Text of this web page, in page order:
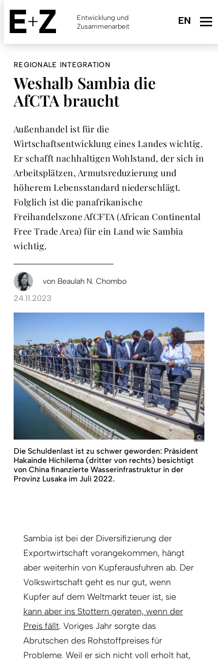
Skip
main
content
Entwicklung und
Zusammenarbeit
REGIONALE INTEGRATION
Weshalb Sambia die
AfCTA braucht
Außenhandel ist für die
Wirtschaftsentwicklung eines Landes wichtig.
Er schafft nachhaltigen Wohlstand, der sich in
Arbeitsplätzen, Armutsreduzierung und
höherem Lebensstandard niederschlägt.
Folglich ist die panafrikanische
Freihandelszone AfCFTA (African Continental
Free Trade Area) für ein Land wie Sambia
wichtig.
von Beaulah N. Chombo
24.11.2023
Die Schuldenlast ist zu schwer geworden: Präsident
Hakainde Hichilema (dritter von rechts) besichtigt
von China finanzierte Wasserinfrastruktur in der
Provinz Lusaka im Juli 2022.
Sambia ist bei der Diversifizierung der
Exportwirtschaft vorangekommen, hängt
aber weiterhin von Kupferausfuhren ab. Der
Volkswirtschaft geht es nur gut, wenn
Kupfer auf dem Weltmarkt teuer ist, sie
kann aber ins Stottern geraten, wenn der
Preis fällt. Voriges Jahr sorgte das
Abrutschen des Rohstoffpreises für
Probleme. Weil er sich nicht voll erholt hat,